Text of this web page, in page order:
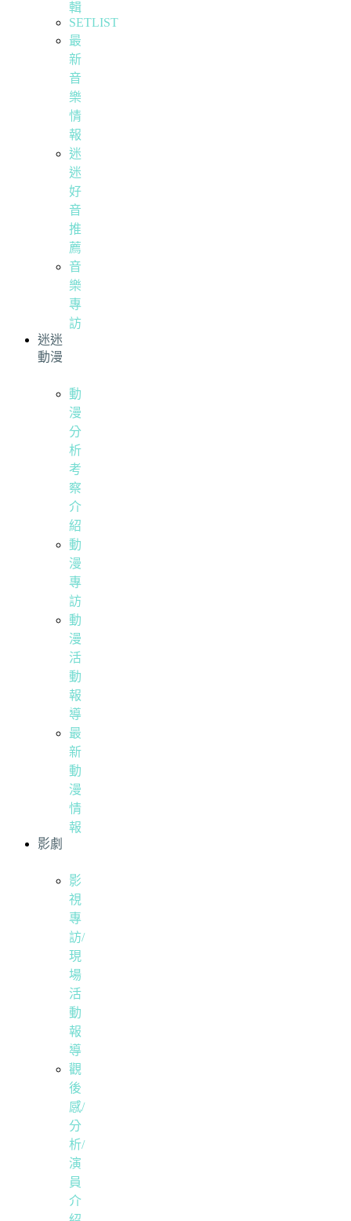
輯
SETLIST
最
新
音
樂
情
報
迷
迷
好
音
推
薦
音
樂
專
訪
迷迷
動漫
動
漫
分
析
考
察
介
紹
動
漫
專
訪
動
漫
活
動
報
導
最
新
動
漫
情
報
影劇
影
視
專
訪/
現
場
活
動
報
導
觀
後
感/
分
析/
演
員
介